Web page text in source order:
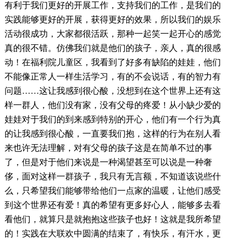
有利于我们更好的开展工作，支持我们的工作，是我们的
实践能够更好的开展，获得更好的效果，所以我们的娱乐
活动很成功，大家都很活跃，那种一起笑一起开心的感觉
真的很不错。仿佛我们就是他们的孩子，亲人，真的很感
动！在福利院儿童区，我看到了好多有缺陷的娃娃，他们
不能像正常人一样生活学习，有的不会说话，有的智力有
问题……这让我感到很心酸，没想到在这个世界上还有这
样一群人，他们没有家，没有父母的疼爱！从小缺少爱的
娃娃对于我们的到来感到特别的开心，他们有一个行为真
的让我感到很心酸，一直要我们抱，这样的行为在别人看
来也许无法理解，对有父母的孩子这是在简单不过的事
了，但是对于他们来说是一种渴望甚至可以说是一种奢
侈，面对这样一群孩子，我只有无言额，不知道该说些什
么，只希望我们能够带给他们一点家的温暖，让他们感受
到这个世界还有爱！真的希望有更多好心人，能够多去看
看他们，就算只是就抱抱这些孩子也好！这就是我所希望
的！实践在大联欢中圆满的结束了，有快乐，有汗水，更